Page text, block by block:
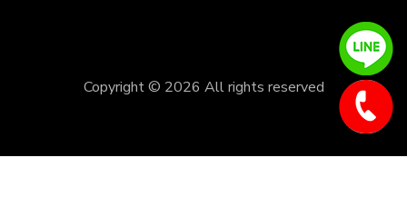
Copyright © 2026 All rights reserved